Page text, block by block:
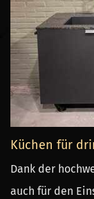
Küchen für
Dank der
auch für den